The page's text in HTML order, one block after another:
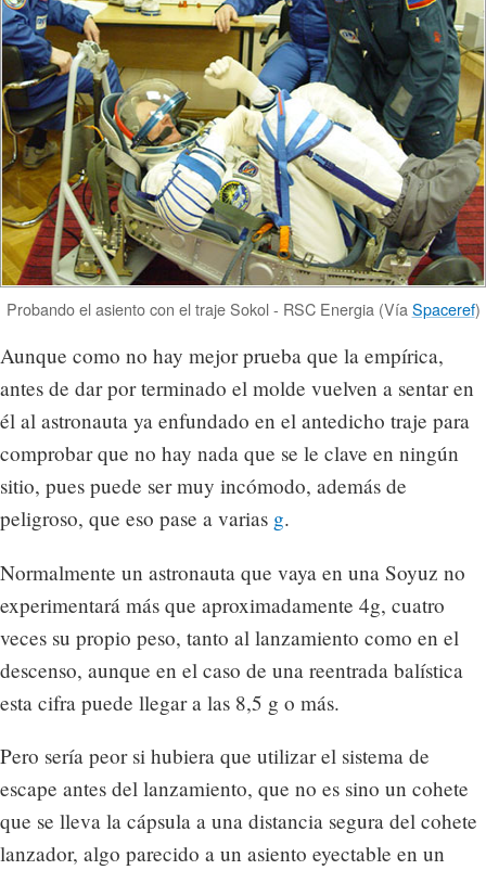
Probando el asiento con el traje Sokol - RSC Energia (Vía Spaceref)
Aunque como no hay mejor prueba que la empírica,
antes de dar por terminado el molde vuelven a sentar en
él al astronauta ya enfundado en el antedicho traje para
comprobar que no hay nada que se le clave en ningún
sitio, pues puede ser muy incómodo, además de
peligroso, que eso pase a varias g.
Normalmente un astronauta que vaya en una Soyuz no
experimentará más que aproximadamente 4g, cuatro
veces su propio peso, tanto al lanzamiento como en el
descenso, aunque en el caso de una reentrada balística
esta cifra puede llegar a las 8,5 g o más.
Pero sería peor si hubiera que utilizar el sistema de
escape antes del lanzamiento, que no es sino un cohete
que se lleva la cápsula a una distancia segura del cohete
lanzador, algo parecido a un asiento eyectable en un